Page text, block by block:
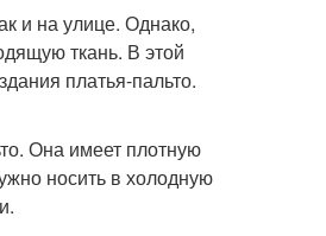
и на улице. Однако,
ткань. В этой
платья-пальто.
Она имеет плотную
носить в холодную